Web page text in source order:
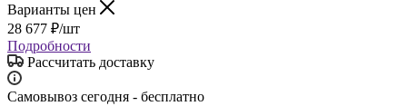
Варианты цен
28 677 ₽/шт
Подробности
Рассчитать доставку
Самовывоз сегодня - бесплатно